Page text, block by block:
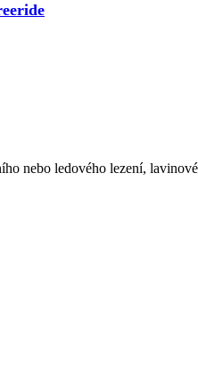
nebo ledového lezení,